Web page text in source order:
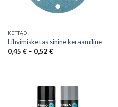
KETTAD
Lihvimisketas sinine keraamiline
0,45 € – 0,52 €Price